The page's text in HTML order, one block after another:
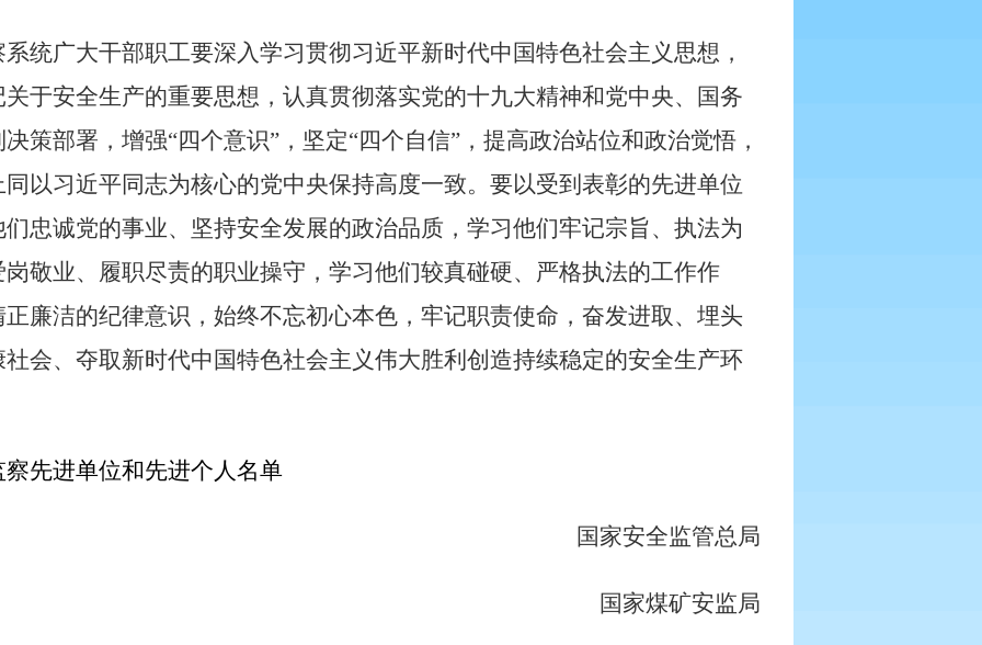
统广大干部职工要深入学习贯彻习近平新时代中国特色社会主义思想，
于安全生产的重要思想，认真贯彻落实党的十九大精神和党中央、国务
策部署，增强“四个意识”，坚定“四个自信”，提高政治站位和政治觉悟，
以习近平同志为核心的党中央保持高度一致。要以受到表彰的先进单位
忠诚党的事业、坚持安全发展的政治品质，学习他们牢记宗旨、执法为
敬业、履职尽责的职业操守，学习他们较真碰硬、严格执法的工作作
廉洁的纪律意识，始终不忘初心本色，牢记职责使命，奋发进取、埋头
会、夺取新时代中国特色社会主义伟大胜利创造持续稳定的安全生产环
先进单位和先进个人名单
国家安全监管总局
国家煤矿安监局